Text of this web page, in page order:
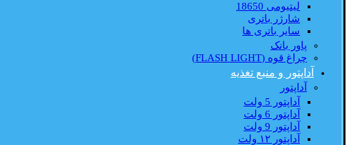
لیتیومی 18650
شارژر باتری
سایر باتری ها
پاور بانک
چراغ قوه (FLASH LIGHT)
آداپتور و منبع تغذیه
آداپتور
آداپتور 5 ولت
آداپتور 6 ولت
آداپتور 9 ولت
آداپتور ۱۲ ولت